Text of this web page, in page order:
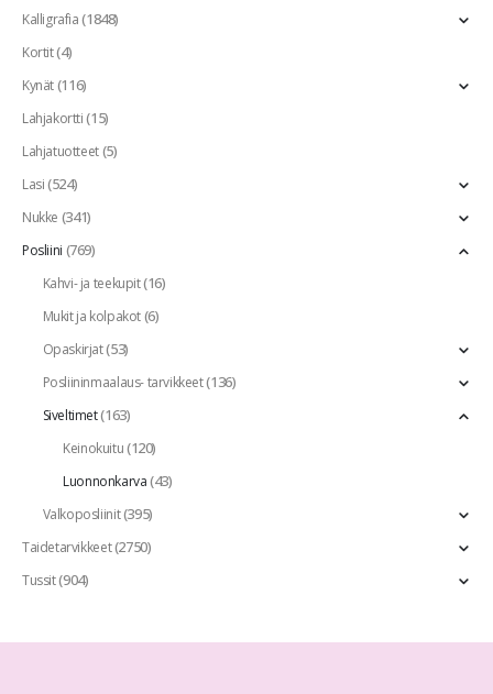
Kalligrafia(1848)
Kortit(4)
Kynät(116)
Lahjakortti(15)
Lahjatuotteet(5)
Lasi(524)
Nukke (341)
Posliini (769)
Kahvi- ja teekupit(16)
Mukit ja kolpakot(6)
Opaskirjat(53)
Posliininmaalaus- tarvikkeet(136)
Siveltimet(163)
Keinokuitu(120)
Luonnonkarva(43)
Valkoposliinit(395)
Taidetarvikkeet(2750)
Tussit(904)